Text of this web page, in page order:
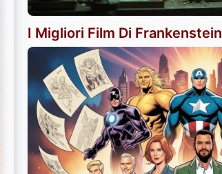
I Migliori Film Di Frankenstein